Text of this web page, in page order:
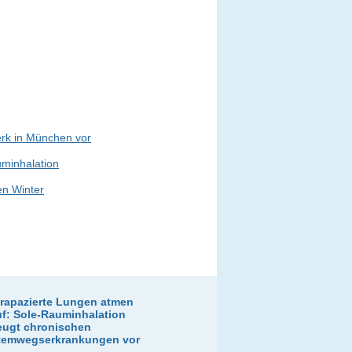
in München vor
Winter
Lungen atmen
Sole-Rauminhalation
chronischen
vor